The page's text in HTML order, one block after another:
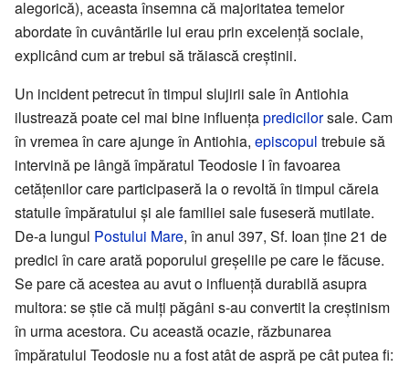
alegorică), aceasta însemna că majoritatea temelor
abordate în cuvântările lui erau prin excelență sociale,
explicând cum ar trebui să trăiască creștinii.
Un incident petrecut în timpul slujirii sale în Antiohia
ilustrează poate cel mai bine influențapredicilorsale. Cam
în vremea în care ajunge în Antiohia, episcopul trebuie să
intervină pe lângă împăratul Teodosie I în favoarea
cetățenilor care participaseră la o revoltă în timpul căreia
statuile împăratului și ale familiei sale fuseseră mutilate.
De-a lungul Postului Mare, în anul 397, Sf. Ioan ține 21 de
predici în care arată poporului greșelile pe care le făcuse.
Se pare că acestea au avut o influență durabilă asupra
multora: se știe că mulți păgâni s-au convertit la creștinism
în urma acestora. Cu această ocazie, răzbunarea
împăratului Teodosie nu a fost atât de aspră pe cât putea fi: